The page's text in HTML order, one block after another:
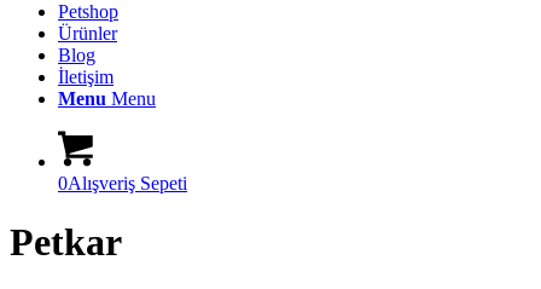
Petshop
Ürünler
Blog
İletişim
Menu Menu
0Alışveriş Sepeti
Petkar